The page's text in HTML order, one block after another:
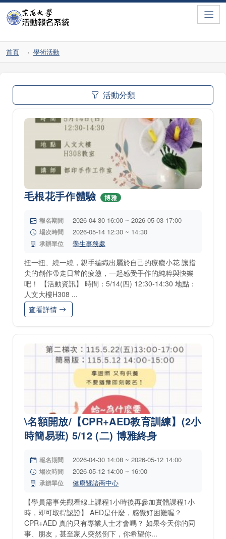
首頁 學術活動
活動分類
毛根花手作體驗 博雅
報名期間 2026-04-30 16:00 ~ 2026-05-03 17:00
場次時間 2026-05-14 12:30 ~ 14:30
承辦單位 學生事務處
扭一扭、繞一繞，親手編織出屬於自己的療癒小花 讓指
尖的創作帶走日常的疲憊，一起感受手作的純粹與快樂
吧！ 【活動資訊】 時間：5/14(四) 12:30-14:30 地點：
人文大樓H308 ...
查看詳情
\名額開放/【CPR+AED教育訓練】(2小
時簡易班) 5/12 (二) 博雅終身
報名期間 2026-04-30 14:08 ~ 2026-05-12 14:00
場次時間 2026-05-12 14:00 ~ 16:00
承辦單位 健康暨諮商中心
【學員需事先觀看線上課程1小時後再參加實體課程1小
時，即可取得認證】 AED是什麼，感覺好困難喔？
CPR+AED 真的只有專業人士才會嗎？ 如果今天你的同
事、朋友，甚至家人突然倒下，你希望你...